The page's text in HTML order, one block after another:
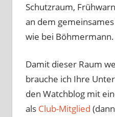
Schutzraum,
an dem
wie bei Böhmermann.
Damit dieser Raum
brauche ich Ihre
den Watchblog mit
als Club-Mitglied